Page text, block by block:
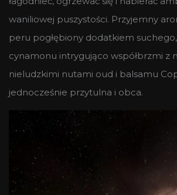
waniliowej puszystości. Przyjemny
peru pogłębiony dodatkiem
cynamonu intrygująco współbrzmi z
nieludzkimi nutami oud i balsamu
jednocześnie przytulna i obca.